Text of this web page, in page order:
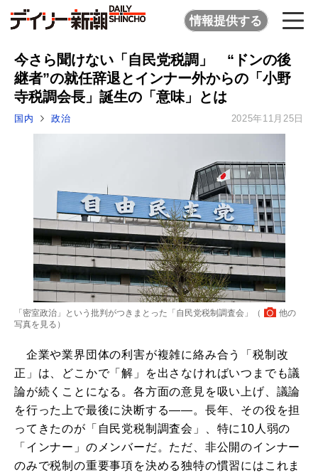
情報提供する
今さら聞けない「自民党税調」 “ドンの後
継者”の就任辞退とインナー外からの「小野
寺税調会長」誕生の「意味」とは
国内 政治 2025年11月25日
「密室政治」という批判がつきまとった「自民党税制調査会」（
他の
写真を見る ）
企業や業界団体の利害が複雑に絡み合う「税制改
正」は、どこかで「解」を出さなければいつまでも議
論が続くことになる。各方面の意見を吸い上げ、議論
を行った上で最後に決断する――。長年、その役を担
ってきたのが「自民党税制調査会」、特に10人弱の
「インナー」のメンバーだ。ただ、非公開のインナー
のみで税制の重要事項を決める独特の慣習にはこれま